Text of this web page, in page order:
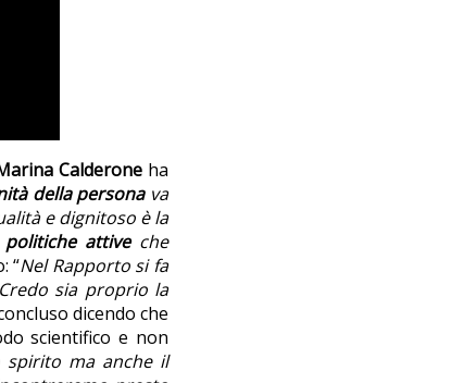
Calderone ha
della personava
e dignitoso è la
politiche attiveche
“Nel Rapporto si fa
sia proprio la
dicendo che
scientifico e non
spirito ma anche il